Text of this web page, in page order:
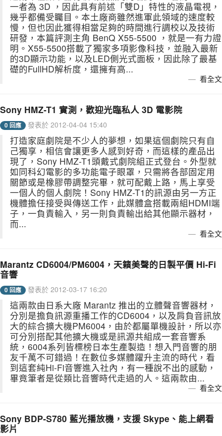
一者為 3D ，因此具有前述「雙D」特性的液晶電視，
幾乎都備受矚目。本土廠商雖然進軍此領域的速度較
慢，但也因此獲得相當足夠的時間進行調校以及技術
研發，本篇評測主角 BenQ X55-5500 ，就是一有力證
明。X55-5500搭載了獨家多項影像科技，並融入最新
的3D顯示功能，以及LED側光式面板，因此除了最基
礎的FullHD解析度，還擁有高...
看全文
Sony HMZ-T1 實測，歡迎光臨私人 3D 電影院
0 回應 發表於 2012-04-04 15:40
打造家庭劇院是不少人的夢想，如果這個劇院只有自
己獨享，相信會讓更多人感到好奇，而這樣的產品出
現了，Sony HMZ-T1頭戴式劇院組正式登台。外型就
如同科幻電影的多功能電子眼罩，只需將各部固定用
關節或是橡膠帶調整完畢，就可配戴上路，馬上享受
一個人的個人劇院！Sony HMZ-T1的訊源由另一方正
機體擔任接受與傳送工作，此媒體盒搭載兩組HDMI端
子，一負責輸入，另一則負責輸出給其他顯示器材，
而...
看全文
Marantz CD6004/PM6004，天籟美聲的日製平價 Hi-Fi
音響
0 回應 發表於 2012-03-17 16:20
這兩款由日系大廠 Marantz 推出的立體聲音響器材，
分別是擔負訊源重播工作的CD6004，以及肩負音訊放
大的綜合擴大機PM6004，由於都屬單機設計，所以亦
可分別搭配其他擴大機或是訊源共組成一套音響系
統，6004系列皆標榜日本生產製造！想入門音響的朋
友千萬不可錯過！在數位多媒體躍升主流的時代，看
到這套純Hi-Fi音響進入社內，有一種說不出的感動，
畢竟筆者是從類比音響時代走過的人。這兩款由...
看全文
Sony BDP-S780 藍光播放機，支援 Skype、能上網看
影片